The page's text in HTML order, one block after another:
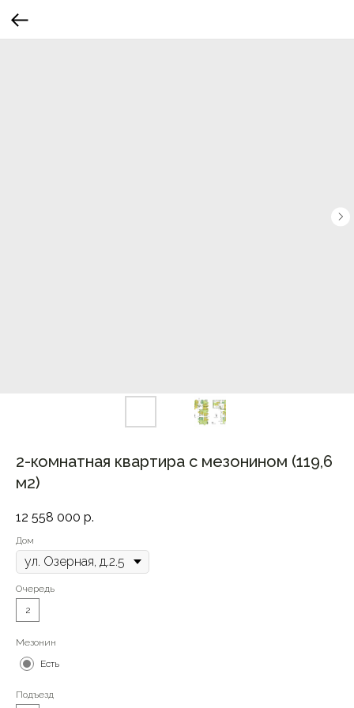
2-комнатная квартира с мезонином (119,6
м2)
12 558 000 р.
Дом
Очередь
2
Мезонин
Есть
Подъезд